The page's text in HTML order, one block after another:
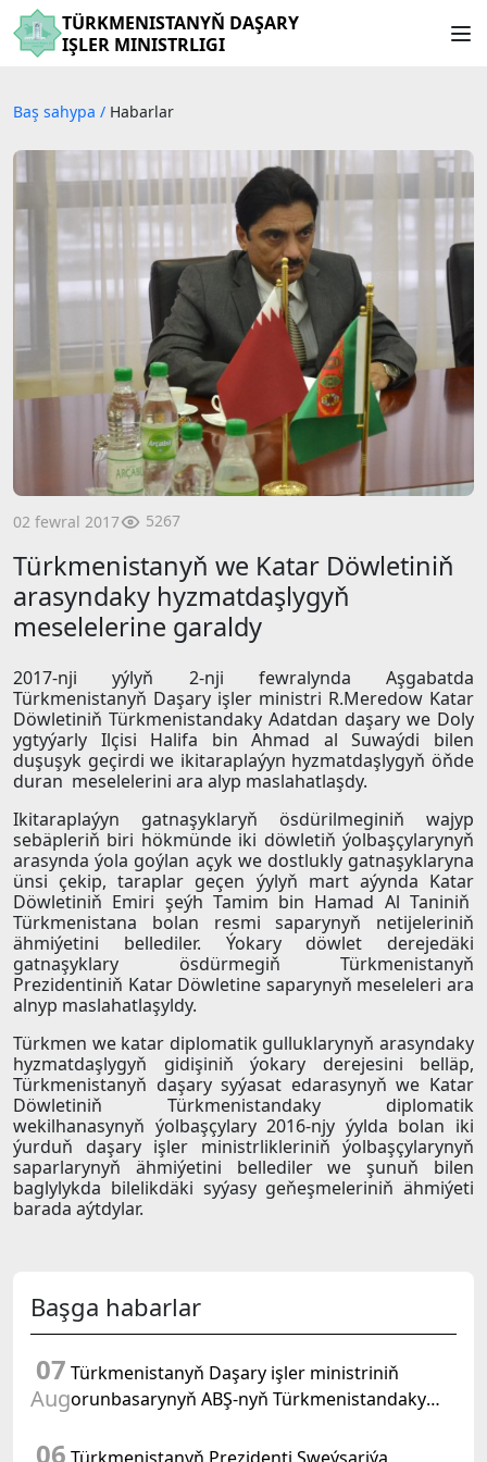
TÜRKMENISTANYŇ DAŞARY
IŞLER MINISTRLIGI
Baş sahypa / Habarlar
02 fewral 2017 5267
Türkmenistanyň we Katar Döwletiniň
arasyndaky hyzmatdaşlygyň
meselelerine garaldy
2017-nji yýlyň 2-nji fewralynda Aşgabatda
Türkmenistanyň Daşary işler ministri R.Meredow Katar
Döwletiniň Türkmenistandaky Adatdan daşary we Doly
ygtyýarly Ilçisi Halifa bin Ahmad al Suwaýdi bilen
duşuşyk geçirdi we ikitaraplaýyn hyzmatdaşlygyň öňde
duran meselelerini ara alyp maslahatlaşdy.
Ikitaraplaýyn gatnaşyklaryň ösdürilmeginiň wajyp
sebäpleriň biri hökmünde iki döwletiň ýolbaşçylarynyň
arasynda ýola goýlan açyk we dostlukly gatnaşyklaryna
ünsi çekip, taraplar geçen ýylyň mart aýynda Katar
Döwletiniň Emiri şeýh Tamim bin Hamad Al Taniniň
Türkmenistana bolan resmi saparynyň netijeleriniň
ähmiýetini bellediler. Ýokary döwlet derejedäki
gatnaşyklary ösdürmegiň Türkmenistanyň
Prezidentiniň Katar Döwletine saparynyň meseleleri ara
alnyp maslahatlaşyldy.
Türkmen we katar diplomatik gulluklarynyň arasyndaky
hyzmatdaşlygyň gidişiniň ýokary derejesini belläp,
Türkmenistanyň daşary syýasat edarasynyň we Katar
Döwletiniň Türkmenistandaky diplomatik
wekilhanasynyň ýolbaşçylary 2016-njy ýylda bolan iki
ýurduň daşary işler ministrlikleriniň ýolbaşçylarynyň
saparlarynyň ähmiýetini bellediler we şunuň bilen
baglylykda bilelikdäki syýasy geňeşmeleriniň ähmiýeti
barada aýtdylar.
Başga habarlar
07
Aug
Türkmenistanyň Daşary işler ministriniň
orunbasarynyň ABŞ-nyň Türkmenistandaky
geçirildi
06